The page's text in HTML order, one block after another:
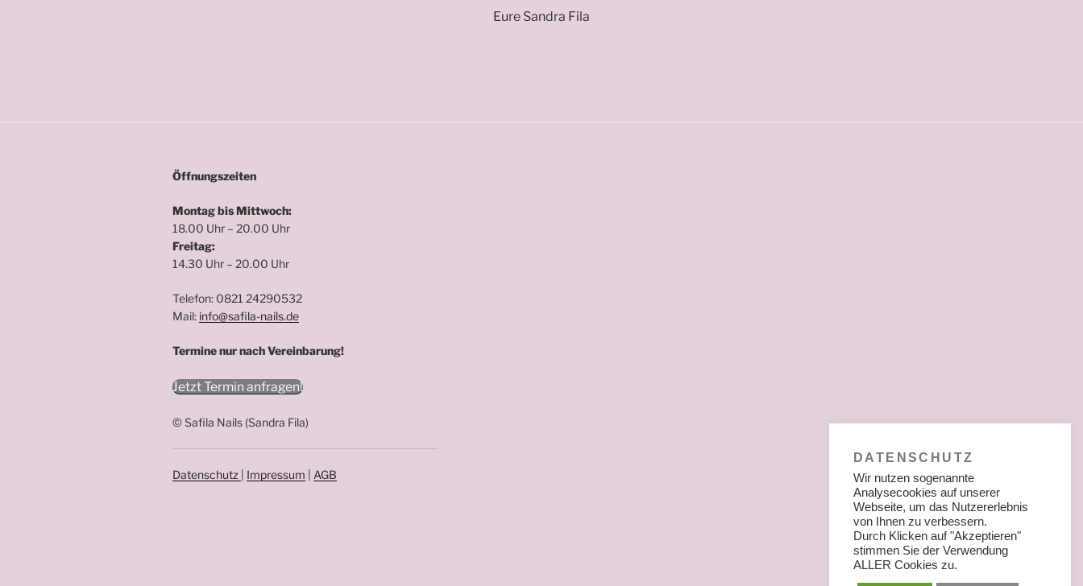
Eure Sandra Fila
Öffnungszeiten
Montag bis Mittwoch:
18.00 Uhr – 20.00 Uhr
Freitag:
14.30 Uhr – 20.00 Uhr
Telefon: 0821 24290532
Mail: info@safila-nails.de
Termine nur nach Vereinbarung!
Jetzt Termin anfragen!
© Safila Nails (Sandra Fila)
Datenschutz Impressum AGB
DATENSCHUTZ
Wir nutzen sogenannte
Analysecookies auf unserer
Webseite, um das Nutzererlebnis
von Ihnen zu verbessern.
Durch Klicken auf "Akzeptieren"
stimmen Sie der Verwendung
ALLER Cookies zu.